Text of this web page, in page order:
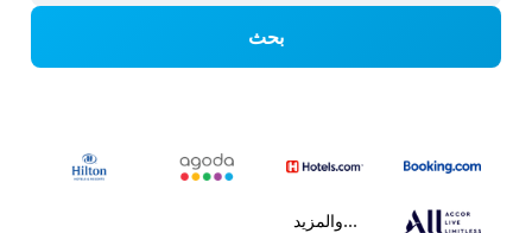
بحث
...والمزيد